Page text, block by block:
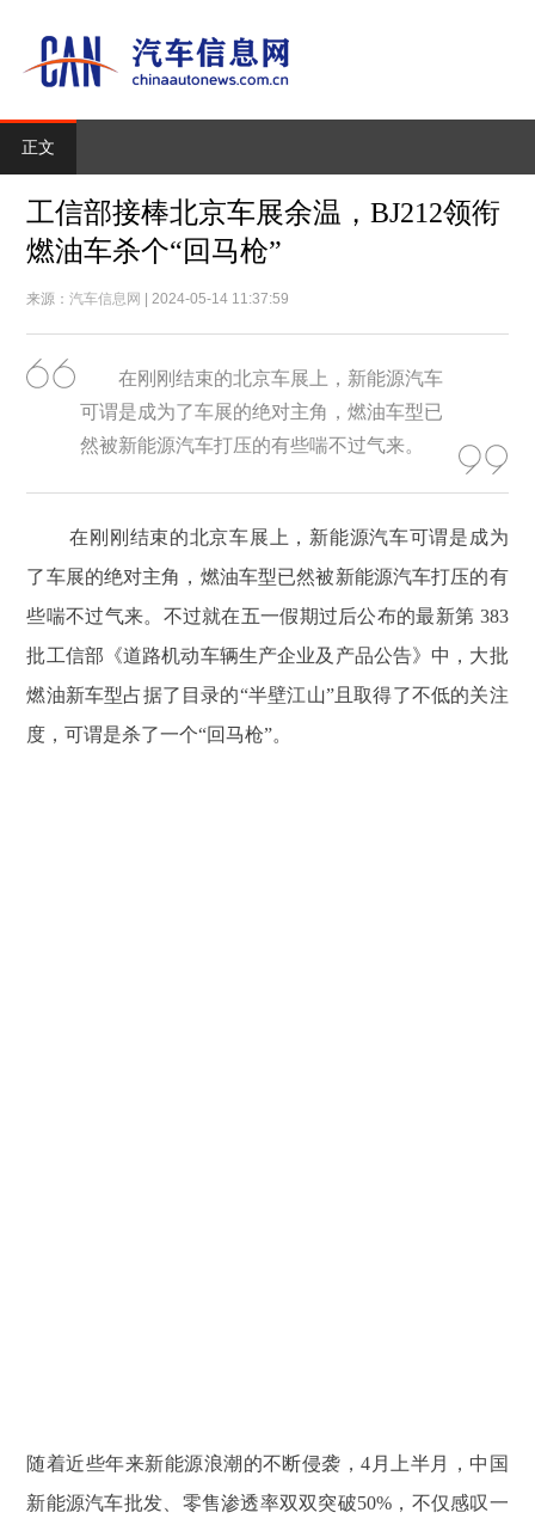
正文
工信部接棒北京车展余温，BJ212领衔
燃油车杀个“回马枪”
来源：汽车信息网 | 2024-05-14 11:37:59
在刚刚结束的北京车展上，新能源汽车
可谓是成为了车展的绝对主角，燃油车型已
然被新能源汽车打压的有些喘不过气来。
在刚刚结束的北京车展上，新能源汽车可谓是成为
了车展的绝对主角，燃油车型已然被新能源汽车打压的有
些喘不过气来。不过就在五一假期过后公布的最新第 383
批工信部《道路机动车辆生产企业及产品公告》中，大批
燃油新车型占据了目录的“半壁江山”且取得了不低的关注
度，可谓是杀了一个“回马枪”。
随着近些年来新能源浪潮的不断侵袭，4月上半月，中国
新能源汽车批发、零售渗透率双双突破50%，不仅感叹一